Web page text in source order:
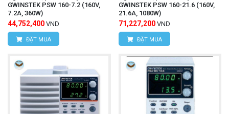
GWINSTEK PSW 160-7.2 (160V,
7.2A, 360W)
44,752,400 VND
ĐẶT MUA
GWINSTEK PSW 160-21.6 (160V,
21.6A, 1080W)
71,227,200 VND
ĐẶT MUA